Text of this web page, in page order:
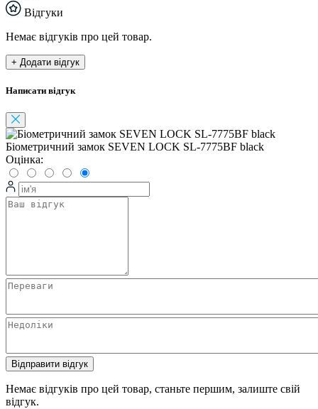
Відгуки
Немає відгуків про цей товар.
+ Додати відгук
Написати відгук
Біометричний замок SEVEN LOCK SL-7775BF black
Оцінка:
Відправити відгук
Немає відгуків про цей товар, станьте першим, залиште свій
відгук.